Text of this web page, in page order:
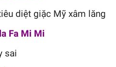
diệt giặc Mỹ xâm lăng
Fa Mi Mi
sai